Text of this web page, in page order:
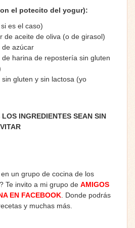
el potecito del yogur):
es el caso)
de aceite de oliva (o de girasol)
de azúcar
harina de repostería sin gluten
gluten y sin lactosa (yo
INGREDIENTES SEAN SIN
un grupo de cocina de los
Te invito a mi grupo de AMIGOS
EN FACEBOOK . Donde podrás
y muchas más.